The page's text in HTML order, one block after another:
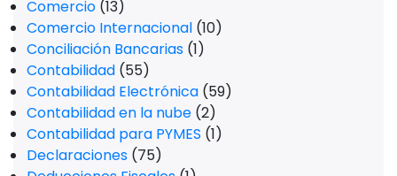
Comercio (13)
Comercio Internacional (10)
Conciliación Bancarias (1)
Contabilidad (55)
Contabilidad Electrónica (59)
Contabilidad en la nube (2)
Contabilidad para PYMES (1)
Declaraciones (75)